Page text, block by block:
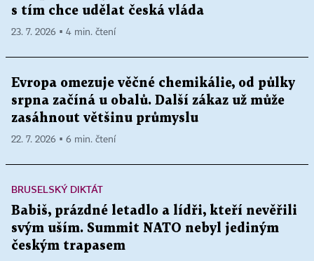
s tím chce udělat česká vláda
23. 7. 2026 ▪ 4 min. čtení
Evropa omezuje věčné chemikálie, od půlky
srpna začíná u obalů. Další zákaz už může
zasáhnout většinu průmyslu
22. 7. 2026 ▪ 6 min. čtení
BRUSELSKÝ DIKTÁT
Babiš, prázdné letadlo a lídři, kteří nevěřili
svým uším. Summit NATO nebyl jediným
českým trapasem